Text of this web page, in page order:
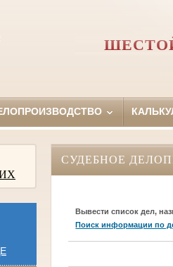
СУДЕБНОЕ
Вывести список дел,
Поиск информации по